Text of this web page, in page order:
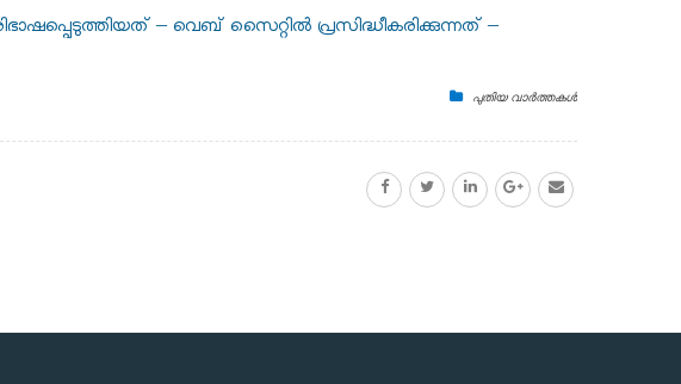
– വെബ് സൈറ്റിൽ പ്രസിദ്ധീകരിക്കുന്നത് –
പുതിയ വാർത്തകൾ